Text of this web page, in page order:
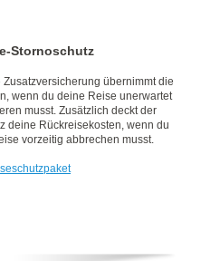
Stornoschutz
Zusatzversicherung übernimmt die
wenn du deine Reise unerwartet
musst. Zusätzlich deckt der
deine Rückreisekosten, wenn du
vorzeitig abbrechen musst.